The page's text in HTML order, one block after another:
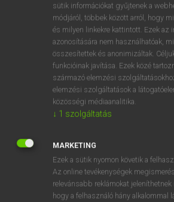
OOOOPS!
SZOTAR.NET
sütik információkat gyűjtenek a
módjáról, többek között arról, hogy
és milyen linkekre kattintott. Ezek az
azonosítására nem használhatóak,
összesítettek és anonimizáltak.
funkcióinak javítása. Ezek közé
származó elemzési
elemzési szolgáltatások a
közösségi médiaanalitika.
↓ 1 szolgáltatás
MARKETING
Ezek a sütik nyomon követik a
Az online tevékenységek
relevánsabb reklámokat jeleníthetnek
hogy a felhasználó hány alkalommal